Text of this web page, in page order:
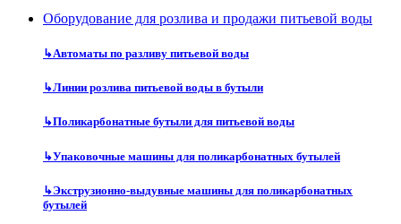
Оборудование для розлива и продажи питьевой воды
↳Автоматы по разливу питьевой воды
↳Линии розлива питьевой воды в бутыли
↳Поликарбонатные бутыли для питьевой воды
↳Упаковочные машины для поликарбонатных бутылей
↳Экструзионно-выдувные машины для поликарбонатных
бутылей